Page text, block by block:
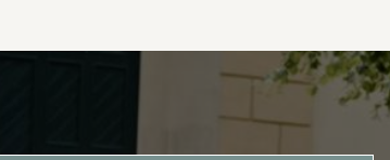
UNS ZU BLEIBEN